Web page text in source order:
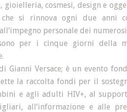
cosmesi, design e
si rinnova ogni due anni
personale dei
per i cinque giorni della
Gianni Versace; è un evento
la raccolta fondi per il
e agli adulti HIV+, al
all’informazione e alle